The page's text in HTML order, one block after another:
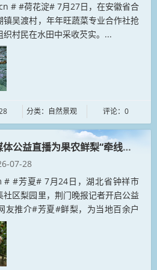
# #荷花淀# 7月27日，在安徽省合
镇吴渡村，年年旺蔬菜专业合作社抢
织村民在水田中采收芡实。...
分类：自然景观 评论：0
公益直播为果农鲜梨“牵线搭桥”
07-28
# #芳夏# 7月24日，湖北省钟祥市
社区梨园里，荆门晚报记者开启公益
友推介#芳夏#鲜梨，为当地百余户
鲜梨拓宽销售渠道。今年以来，荆